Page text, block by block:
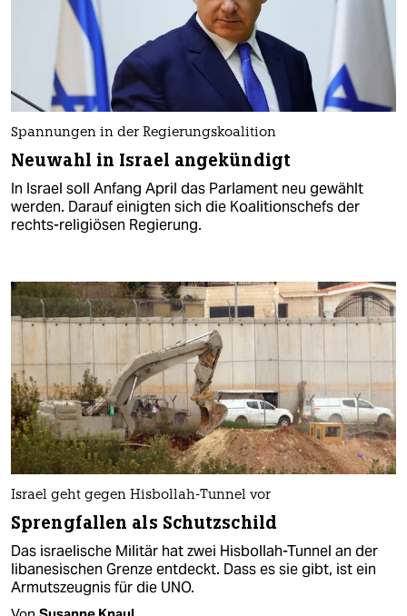
Spannungen in der Regierungskoalition
Neuwahl in Israel angekündigt
In Israel soll Anfang April das Parlament neu gewählt
werden. Darauf einigten sich die Koalitionschefs der
rechts-religiösen Regierung.
Israel geht gegen Hisbollah-Tunnel vor
Sprengfallen als Schutzschild
Das israelische Militär hat zwei Hisbollah-Tunnel an der
libanesischen Grenze entdeckt. Dass es sie gibt, ist ein
Armutszeugnis für die UNO.